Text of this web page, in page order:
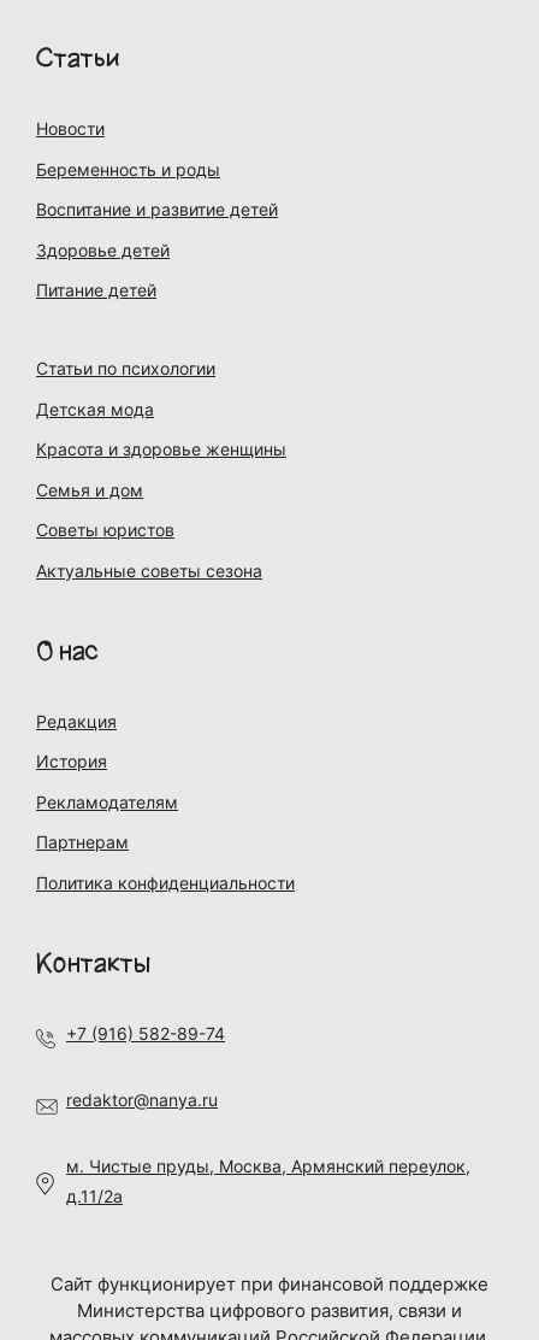
Статьи
Новости
Беременность и роды
Воспитание и развитие детей
Здоровье детей
Питание детей
Статьи по психологии
Детская мода
Красота и здоровье женщины
Семья и дом
Советы юристов
Актуальные советы сезона
О нас
Редакция
История
Рекламодателям
Партнерам
Политика конфиденциальности
Контакты
+7 (916) 582-89-74
redaktor@nanya.ru
м. Чистые пруды, Москва, Армянский переулок,
д.11/2а
Сайт функционирует при финансовой поддержке
Министерства цифрового развития, связи и